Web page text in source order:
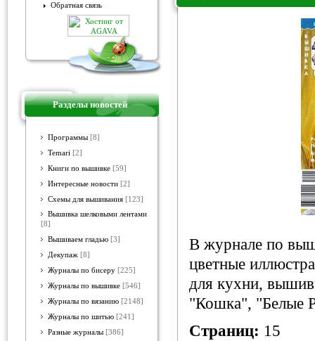
Обратная связь
Разделы новостей
Программы [8]
Temari [2]
Книги по вышивке [59]
Интересные новости [2]
Схемы для вышивания [123]
Вышивка шелковыми лентами
[8]
Вышиваем гладью [3]
Декупаж [8]
Журналы по бисеру [225]
Журналы по вышивке [546]
Журналы по вязанию [2148]
Журналы по шитью [241]
Разные журналы [386]
В журнале по
цветные
для кухни,
"Кошка", "Белые
Страниц: 15